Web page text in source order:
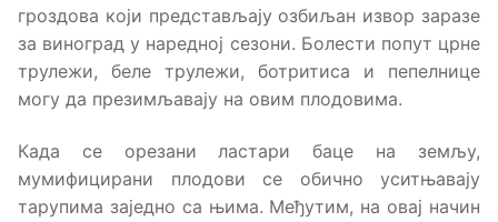
гроздова који представљају озбиљан извор заразе
за виноград у наредној сезони. Болести попут црне
трулежи, беле трулежи, ботритиса и пепелнице
могу да презимљавају на овим плодовима.
Када се орезани ластари баце на земљу,
мумифицирани плодови се обично уситњавају
тарупима заједно са њима. Међутим, на овај начин